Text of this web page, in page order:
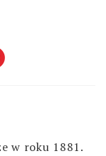
w roku 1881.